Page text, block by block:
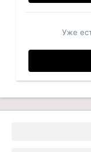
Уже